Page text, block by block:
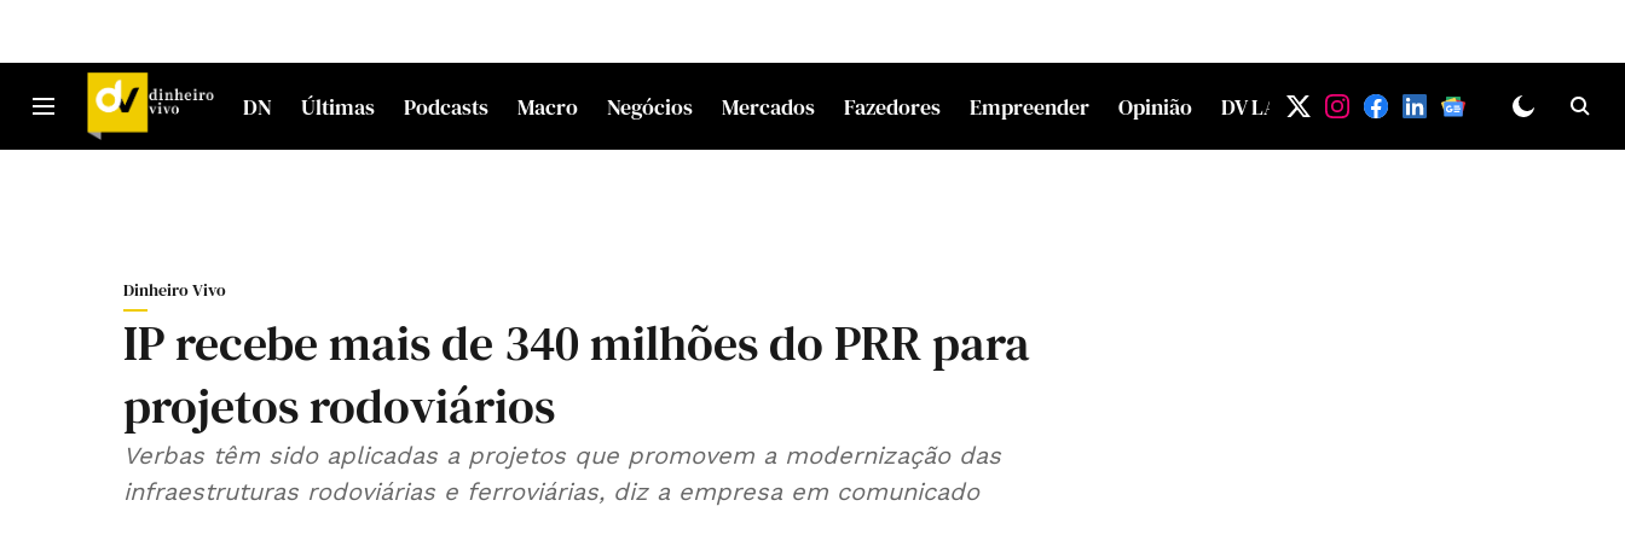
DN Últimas Podcasts Macro Negócios Mercados Fazedores Empreender Opinião DV LAB
Dinheiro Vivo
IP recebe mais de 340 milhões do PRR para
projetos rodoviários
Verbas têm sido aplicadas a projetos que promovem a modernização das
infraestruturas rodoviárias e ferroviárias, diz a empresa em comunicado